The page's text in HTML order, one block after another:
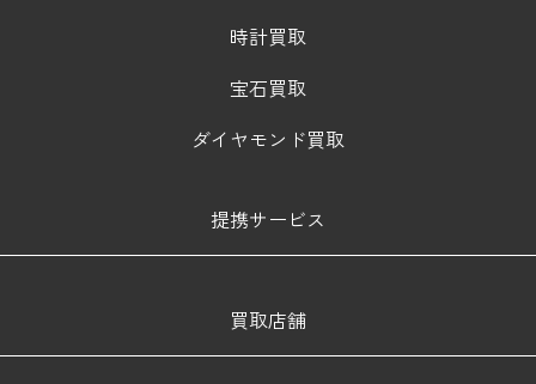
時計買取
宝石買取
ダイヤモンド買取
提携サービス
買取店舗